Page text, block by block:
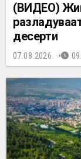
(ВИДЕО)
десерти
07.08.2026.